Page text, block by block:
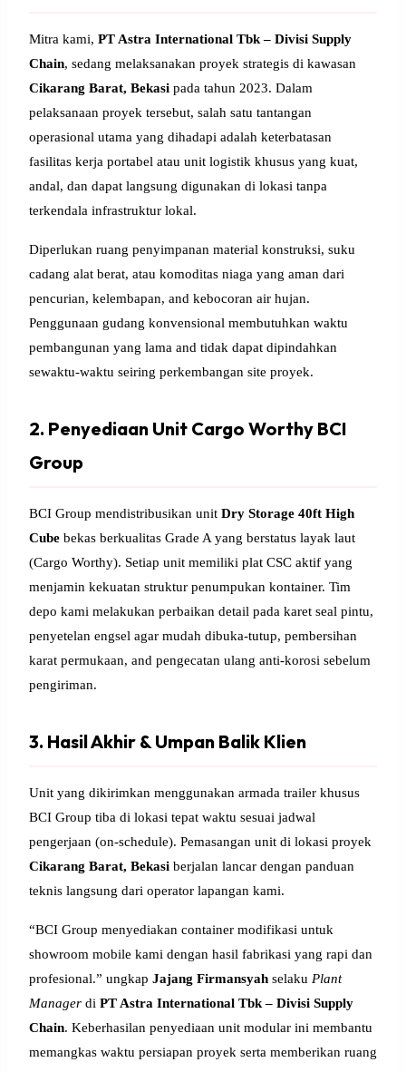
Mitra kami, PT Astra International Tbk – Divisi Supply
Chain, sedang melaksanakan proyek strategis di kawasan
Cikarang Barat, Bekasi pada tahun 2023. Dalam
pelaksanaan proyek tersebut, salah satu tantangan
operasional utama yang dihadapi adalah keterbatasan
fasilitas kerja portabel atau unit logistik khusus yang kuat,
andal, dan dapat langsung digunakan di lokasi tanpa
terkendala infrastruktur lokal.
Diperlukan ruang penyimpanan material konstruksi, suku
cadang alat berat, atau komoditas niaga yang aman dari
pencurian, kelembapan, and kebocoran air hujan.
Penggunaan gudang konvensional membutuhkan waktu
pembangunan yang lama and tidak dapat dipindahkan
sewaktu-waktu seiring perkembangan site proyek.
2. Penyediaan Unit Cargo Worthy BCI
Group
BCI Group mendistribusikan unit Dry Storage 40ft High
Cube bekas berkualitas Grade A yang berstatus layak laut
(Cargo Worthy). Setiap unit memiliki plat CSC aktif yang
menjamin kekuatan struktur penumpukan kontainer. Tim
depo kami melakukan perbaikan detail pada karet seal pintu,
penyetelan engsel agar mudah dibuka-tutup, pembersihan
karat permukaan, and pengecatan ulang anti-korosi sebelum
pengiriman.
3. Hasil Akhir & Umpan Balik Klien
Unit yang dikirimkan menggunakan armada trailer khusus
BCI Group tiba di lokasi tepat waktu sesuai jadwal
pengerjaan (on-schedule). Pemasangan unit di lokasi proyek
Cikarang Barat, Bekasi berjalan lancar dengan panduan
teknis langsung dari operator lapangan kami.
“BCI Group menyediakan container modifikasi untuk
showroom mobile kami dengan hasil fabrikasi yang rapi dan
profesional.” ungkap Jajang Firmansyah selaku Plant
Manager di PT Astra International Tbk – Divisi Supply
Chain. Keberhasilan penyediaan unit modular ini membantu
memangkas waktu persiapan proyek serta memberikan ruang